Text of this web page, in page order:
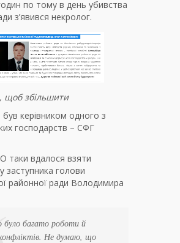
по тому в день убивства
з’явився некролог.
щоб збільшити
був керівником одного з
господарств – СФГ
таки вдалося взяти
заступника голови
районної ради Володимира
було багато роботи й
Не думаю, що